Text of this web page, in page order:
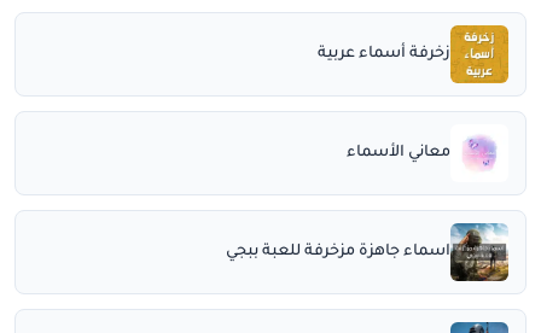
زخرفة أسماء عربية
معاني الأسماء
اسماء جاهزة مزخرفة للعبة ببجي